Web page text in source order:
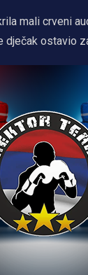
mali crveni
dječak ostavio